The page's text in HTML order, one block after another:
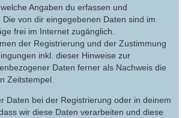
Angaben du erfassen und
von dir eingegebenen Daten sind im
frei im Internet zugänglich.
der Registrierung und der Zustimmung
inkl. dieser Hinweise zur
Daten ferner als Nachweis die
Zeitstempel.
Daten bei der Registrierung oder in deinem
wir diese Daten verarbeiten und diese